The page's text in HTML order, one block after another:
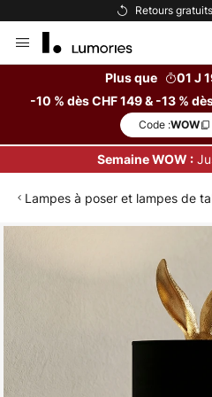
Retours
Allez
au
Plus que
01 J
-10 % dès CHF 149 & -13 %
Code :WOW
Semaine WOW :
Lampes à poser et lampes de
of
the
images
gallery